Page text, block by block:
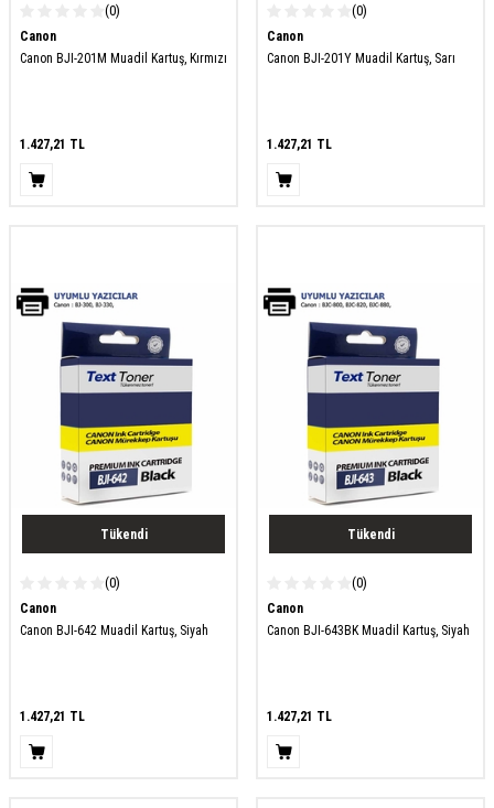
(0)
Canon
Canon BJI-201M Muadil Kartuş, Kırmızı
1.427,21 TL
(0)
Canon
Canon BJI-201Y Muadil Kartuş, Sarı
1.427,21 TL
Tükendi
(0)
Canon
Canon BJI-642 Muadil Kartuş, Siyah
1.427,21 TL
Tükendi
(0)
Canon
Canon BJI-643BK Muadil Kartuş, Siyah
1.427,21 TL